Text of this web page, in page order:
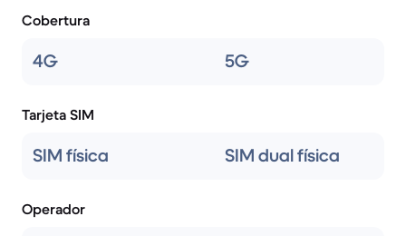
Cobertura
4G 5G
Tarjeta SIM
SIM física SIM dual física
Operador